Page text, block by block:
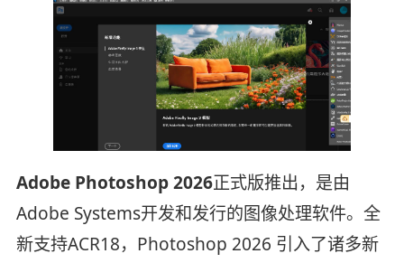
Adobe Photoshop 2026正式版推出，是由
Adobe Systems开发和发行的图像处理软件。全
新支持ACR18，Photoshop 2026 引入了诸多新